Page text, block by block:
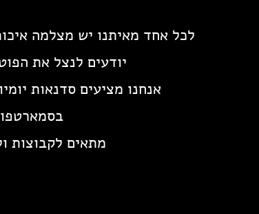
לכל אחד מאיתנו יש מצלמה
יודעים לנצל את
אנחנו מציעים סדנאות
מתאים לקבוצות